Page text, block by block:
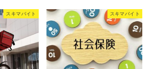
スキマバイト スキマバイト